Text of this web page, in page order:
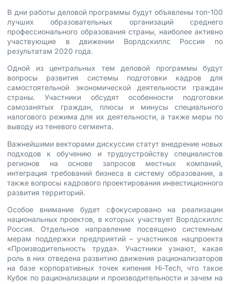
В дни работы деловой программы будут объявлены топ-100
лучших образовательных организаций среднего
профессионального образования страны, наиболее активно
участвующие в движении Ворлдскиллс Россия по
результатам 2020 года.
Одной из центральных тем деловой программы будут
вопросы развития системы подготовки кадров для
самостоятельной экономической деятельности граждан
страны. Участники обсудят особенности подготовки
самозанятых граждан, плюсы и минусы специального
налогового режима для их деятельности, а также меры по
выводу из теневого сегмента.
Важнейшими векторами дискуссии статут внедрение новых
подходов к обучению и трудоустройству специалистов
регионов на основе запросов местных компаний,
интеграция требований бизнеса в систему образования, а
также вопросы кадрового проектирования инвестиционного
развития территорий.
Особое внимание будет сфокусировано на реализации
национальных проектов, в которых участвует Ворлдскиллс
Россия. Отдельное направление посвящено системным
мерам поддержки предприятий – участников нацпроекта
«Производительность труда». Участники узнают, какая
роль в них отведена развитию движения рационализаторов
на базе корпоративных точек кипения Hi-Tech, что такое
Кубок по рационализации и производительности и зачем на